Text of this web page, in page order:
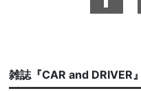
雑誌『CAR and DRIVER